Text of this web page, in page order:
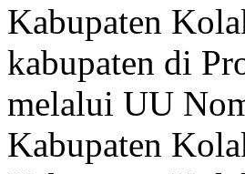
Kabupaten
kabupaten di
melalui UU
Kabupaten